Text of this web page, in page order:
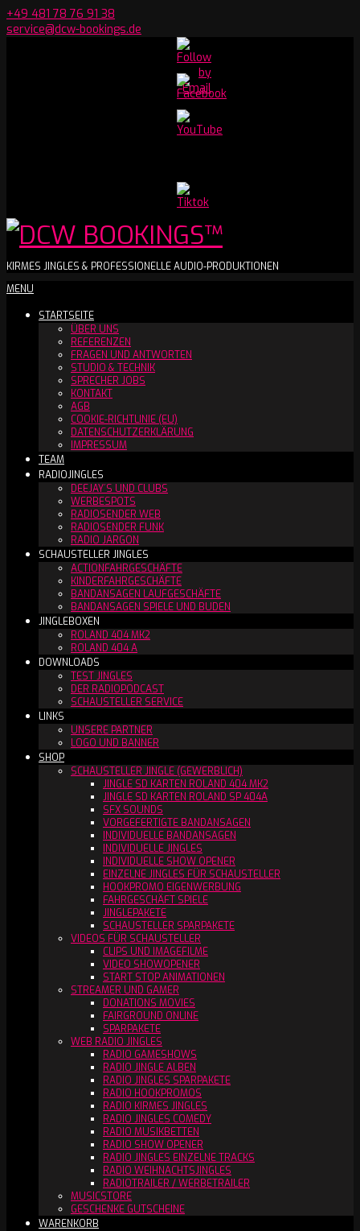
Skip
to
+49 481 78 76 91 38
service@dcw-bookings.de
Youtube
Channel
DCW
BOOKINGS™
KIRMES JINGLES & PROFESSIONELLE AUDIO-PRODUKTIONEN
Secondary
Menu
MENU
STARTSEITE
ÜBER UNS
REFERENZEN
FRAGEN UND ANTWORTEN
STUDIO & TECHNIK
SPRECHER JOBS
KONTAKT
AGB
COOKIE-RICHTLINIE (EU)
DATENSCHUTZERKLÄRUNG
IMPRESSUM
TEAM
RADIOJINGLES
DEEJAY´S UND CLUBS
WERBESPOTS
RADIOSENDER WEB
RADIOSENDER FUNK
RADIO JARGON
SCHAUSTELLER JINGLES
ACTIONFAHRGESCHÄFTE
KINDERFAHRGESCHÄFTE
BANDANSAGEN LAUFGESCHÄFTE
BANDANSAGEN SPIELE UND BUDEN
JINGLEBOXEN
ROLAND 404 MK2
ROLAND 404 A
DOWNLOADS
TEST JINGLES
DER RADIOPODCAST
SCHAUSTELLER SERVICE
LINKS
UNSERE PARTNER
LOGO UND BANNER
SHOP
SCHAUSTELLER JINGLE (GEWERBLICH)
JINGLE SD KARTEN ROLAND 404 MK2
JINGLE SD KARTEN ROLAND SP 404A
SFX SOUNDS
VORGEFERTIGTE BANDANSAGEN
INDIVIDUELLE BANDANSAGEN
INDIVIDUELLE JINGLES
INDIVIDUELLE SHOW OPENER
EINZELNE JINGLES FÜR SCHAUSTELLER
HOOKPROMO EIGENWERBUNG
FAHRGESCHÄFT SPIELE
JINGLEPAKETE
SCHAUSTELLER SPARPAKETE
VIDEOS FÜR SCHAUSTELLER
CLIPS UND IMAGEFILME
VIDEO SHOWOPENER
START STOP ANIMATIONEN
STREAMER UND GAMER
DONATIONS MOVIES
FAIRGROUND ONLINE
SPARPAKETE
WEB RADIO JINGLES
RADIO GAMESHOWS
RADIO JINGLE ALBEN
RADIO JINGLES SPARPAKETE
RADIO HOOKPROMOS
RADIO KIRMES JINGLES
RADIO JINGLES COMEDY
RADIO MUSIKBETTEN
RADIO SHOW OPENER
RADIO JINGLES EINZELNE TRACKS
RADIO WEIHNACHTSJINGLES
RADIOTRAILER / WERBETRAILER
MUSICSTORE
GESCHENKE GUTSCHEINE
WARENKORB